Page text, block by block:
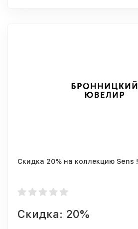
Скидка 20% на коллекцию Sens !
Скидка: 20%